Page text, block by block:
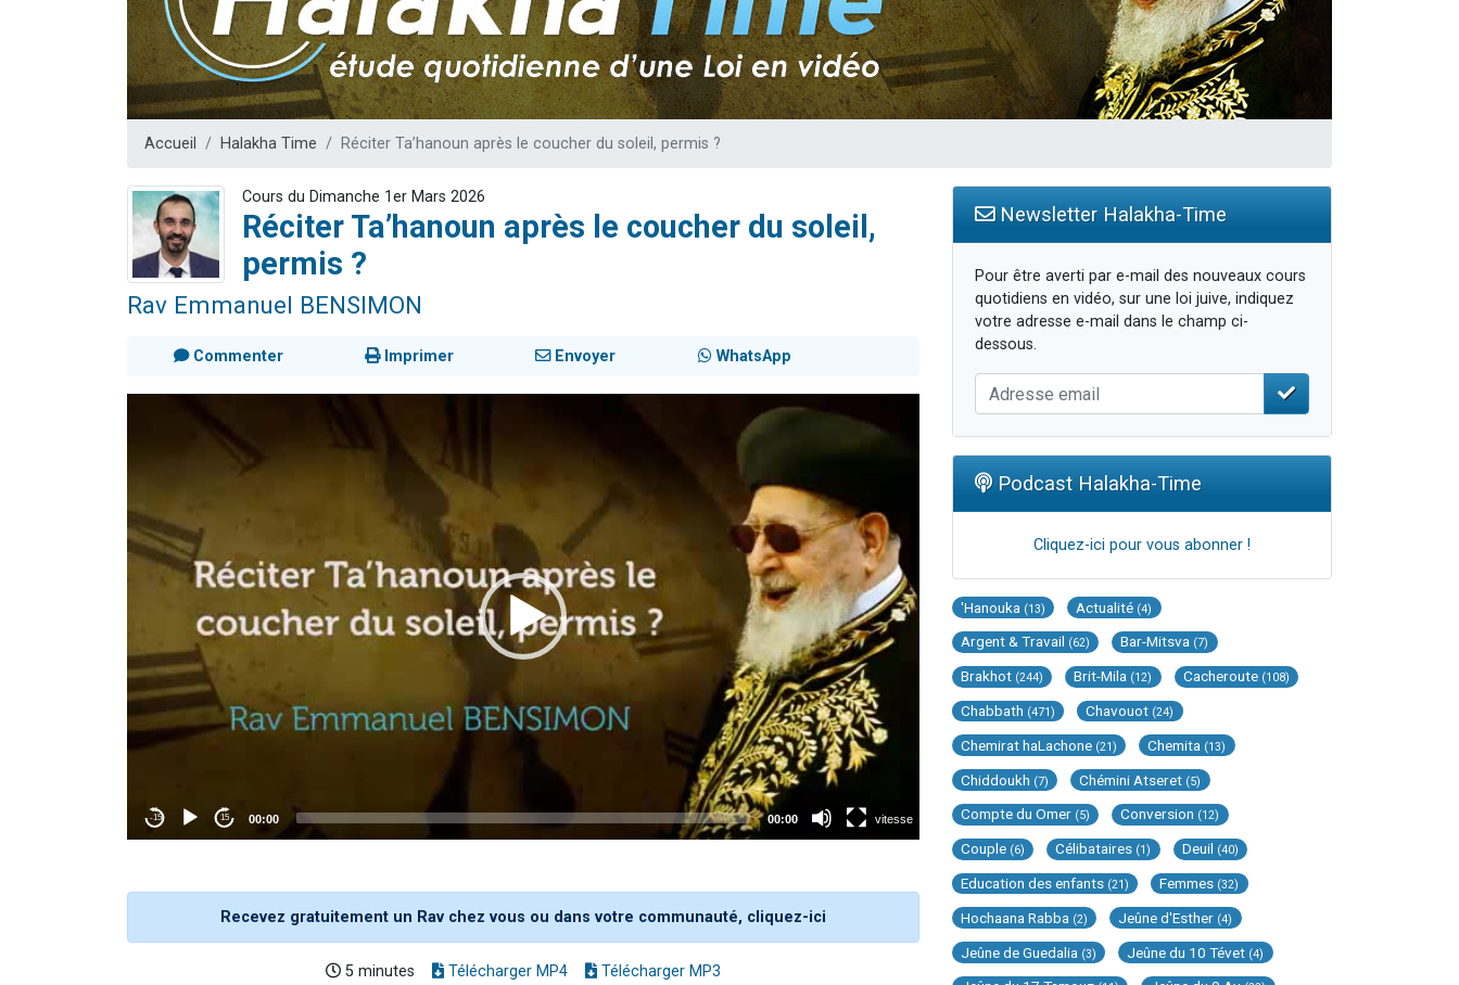
Accueil Halakha Time Réciter Ta’hanoun après le coucher du soleil, permis ?
Cours du Dimanche 1er Mars 2026
Réciter Ta’hanoun après le coucher du soleil,
permis ?
Rav Emmanuel BENSIMON
Commenter Imprimer Envoyer WhatsApp
Recevez gratuitement un Rav chez vous ou dans votre communauté, cliquez-ici
5 minutes Télécharger MP4 Télécharger MP3
Newsletter Halakha-Time
Pour être averti par e-mail des nouveaux cours
quotidiens en vidéo, sur une loi juive, indiquez
votre adresse e-mail dans le champ ci-
dessous.
Podcast Halakha-Time
Cliquez-ici pour vous abonner !
'Hanouka (13) Actualité (4)
Argent & Travail (62) Bar-Mitsva (7)
Brakhot (244) Brit-Mila (12) Cacheroute (108)
Chabbath (471) Chavouot (24)
Chemirat haLachone (21) Chemita (13)
Chiddoukh (7) Chémini Atseret (5)
Compte du Omer (5) Conversion (12)
Couple (6) Célibataires (1) Deuil (40)
Education des enfants (21) Femmes (32)
Hochaana Rabba (2) Jeûne d'Esther (4)
Jeûne de Guedalia (3) Jeûne du 10 Tévet (4)